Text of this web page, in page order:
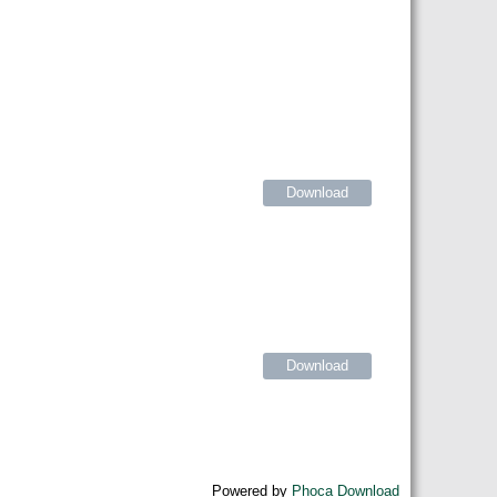
Download
Download
Powered by Phoca Download